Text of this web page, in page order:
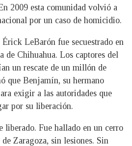
2009 esta comunidad volvió a
por un caso de homicidio.
LeBarón fue secuestrado en
de Chihuahua. Los captores del
un rescate de un millón de
que Benjamín, su hermano
exigir a las autoridades que
por su liberación.
Fue hallado en un cerro
Zaragoza, sin lesiones. Sin